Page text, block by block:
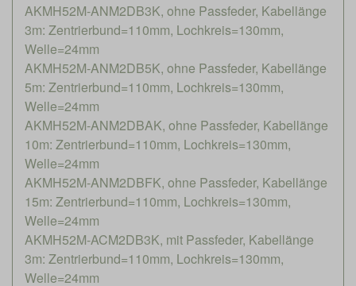
AKMH52M-ANM2DB3K, ohne Passfeder, Kabellänge
3m: Zentrierbund=110mm, Lochkreis=130mm,
Welle=24mm
AKMH52M-ANM2DB5K, ohne Passfeder, Kabellänge
5m: Zentrierbund=110mm, Lochkreis=130mm,
Welle=24mm
AKMH52M-ANM2DBAK, ohne Passfeder, Kabellänge
10m: Zentrierbund=110mm, Lochkreis=130mm,
Welle=24mm
AKMH52M-ANM2DBFK, ohne Passfeder, Kabellänge
15m: Zentrierbund=110mm, Lochkreis=130mm,
Welle=24mm
AKMH52M-ACM2DB3K, mit Passfeder, Kabellänge
3m: Zentrierbund=110mm, Lochkreis=130mm,
Welle=24mm